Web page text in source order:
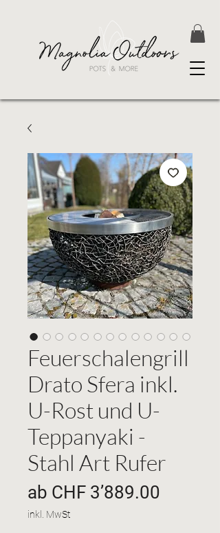
Feuerschalengrill
Drato Sfera inkl.
U-Rost und U-
Teppanyaki -
Stahl Art Rufer
ab CHF 3’889.00
inkl. MwSt